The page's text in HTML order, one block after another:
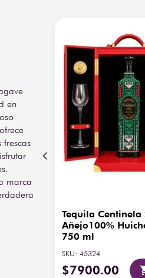
a la parrilla, moles complejos
de alta gama a base de cacao
en
marca
Tequila Centinela
Añejo100%
750 ml
SKU: 45324
$7900.00